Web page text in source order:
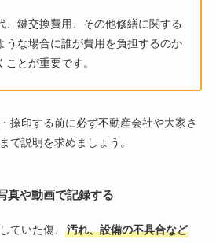
、鍵交換費用、その他修繕に関する
うな場合に誰が費用を負担するのか
とが重要です。
捺印する前に必ず不動産会社や大家さ
で説明を求めましょう。
真や動画で記録する
ていた傷、 汚れ、設備の不具合など